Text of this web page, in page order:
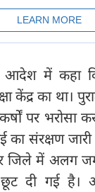
आदेश में कहा
केंद्र का था।
पर
संरक्षण जारी
जिले में अलग
दी गई है।